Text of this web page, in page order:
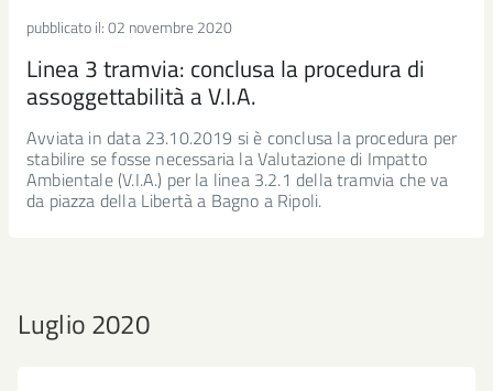
pubblicato il:02 novembre 2020
Linea 3 tramvia: conclusa la procedura di
assoggettabilità a V.I.A.
Avviata in data 23.10.2019 si è conclusa la procedura per
stabilire se fosse necessaria la Valutazione di Impatto
Ambientale (V.I.A.) per la linea 3.2.1 della tramvia che va
da piazza della Libertà a Bagno a Ripoli.
Luglio 2020